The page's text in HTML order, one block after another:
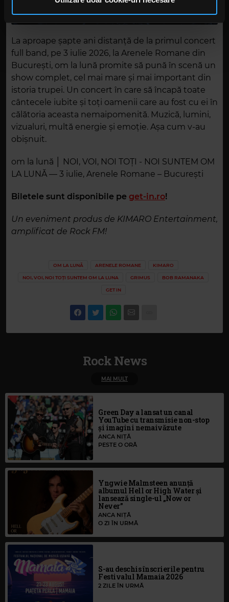
în urma folosirii serviciilor lor. În cazul în care alegeți să
continuați să utilizați website-ul nostru, sunteți de acord
cu utilizarea modulelor noastre cookie.
La aproape șapte ani distanță de la primul concert
full band, pe 3 iulie 2026, la Arenele Romane din
București, om la lună promite să pună în scenă un
show complet, cel mai mare și mai important din
istoria trupei. Un concert în care să încapă toate
cântecele iubite și toți oamenii care au fost cu ei în
călătoria aceasta nemaipomenită. Muzică, lumini,
vizualuri, multă energie și emoție. Așa cum v-au
obișnuit.
om la lună │ NOI, VOI, NOI TOȚI - NOI SUNTEM OM
LA LUNĂ — 3 iulie, Arenele Romane – București
Biletele sunt disponibile pe get-in.ro!
Un eveniment produs de KIMARO Entertainment,
amplificat de Rock FM!
OM LA LUNĂ ARENELE ROMANE KIMARO
NOI, VOI, NOI TOȚI SUNTEM OM LA LUNA GRIMUS BOB RAMANAKA
GET IN
Rock News
MAI MULT
Green Day a lansat un canal
YouTube cu transmisie non-stop
și imagini nemaivăzute
ANCA NIȚĂ
PESTE O ORĂ
Yngwie Malmsteen anunță
albumul Hell or High Water și
lansează single-ul „Now or
Never”
ANCA NIȚĂ
O ZI ÎN URMĂ
S-au deschis înscrierile pentru
Festivalul Mamaia 2026
2 ZILE ÎN URMĂ